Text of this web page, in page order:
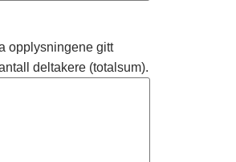
opplysningene gitt
deltakere (totalsum).